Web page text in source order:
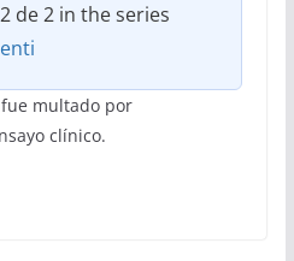
de 2 in the series
multado por
clínico.